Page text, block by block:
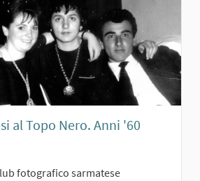
al Topo Nero. Anni '60
fotografico sarmatese